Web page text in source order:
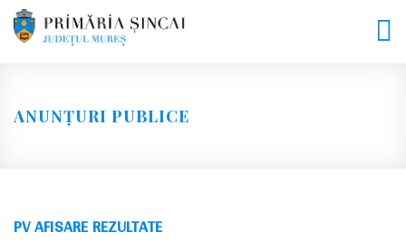
Skip
ANUNȚURI PUBLICE
PV AFISARE REZULTATE